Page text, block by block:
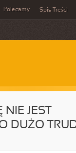
Polecamy Spis Treści
JEST
DUŻO